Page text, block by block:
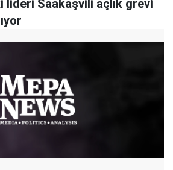
lideri Saakaşvili açlık grevi